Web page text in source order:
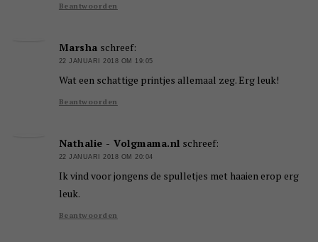
Beantwoorden
Marsha schreef:
22 JANUARI 2018 OM 19:05
Wat een schattige printjes allemaal zeg. Erg leuk!
Beantwoorden
Nathalie - Volgmama.nl schreef:
22 JANUARI 2018 OM 20:04
Ik vind voor jongens de spulletjes met haaien erop erg
leuk.
Beantwoorden